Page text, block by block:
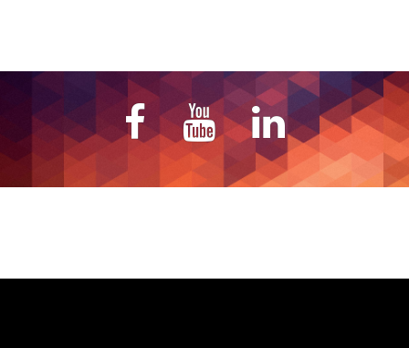
Facebook YouTube LinkedIn